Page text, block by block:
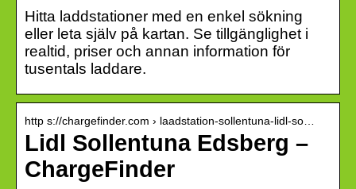
Hitta laddstationer med en enkel sökning
eller leta själv på kartan. Se tillgänglighet i
realtid, priser och annan information för
tusentals laddare.
http s://chargefinder.com › laadstation-sollentuna-lidl-so…
Lidl Sollentuna Edsberg –
ChargeFinder